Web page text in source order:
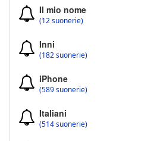
Il mio nome
(12 suonerie)
Inni
(182 suonerie)
iPhone
(589 suonerie)
Italiani
(514 suonerie)